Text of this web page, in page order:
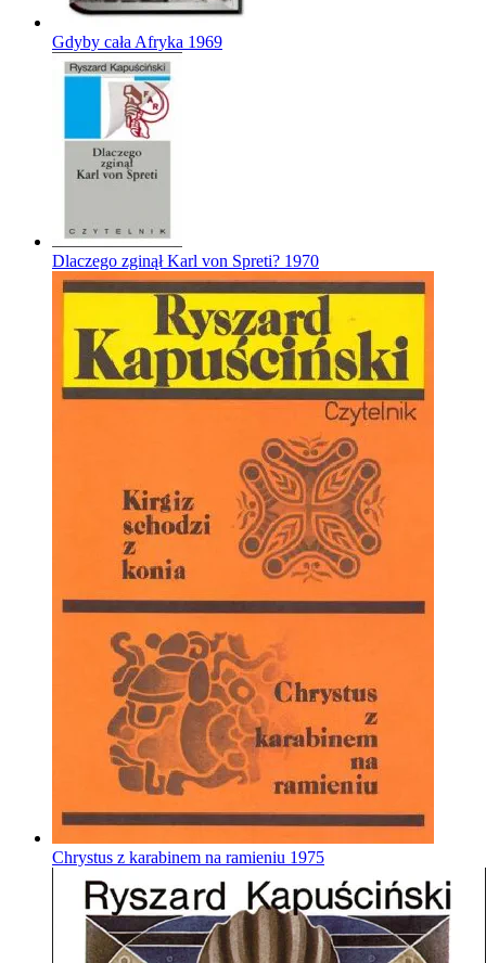
Gdyby cała Afryka 1969
Dlaczego zginął Karl von Spreti? 1970
Chrystus z karabinem na ramieniu 1975